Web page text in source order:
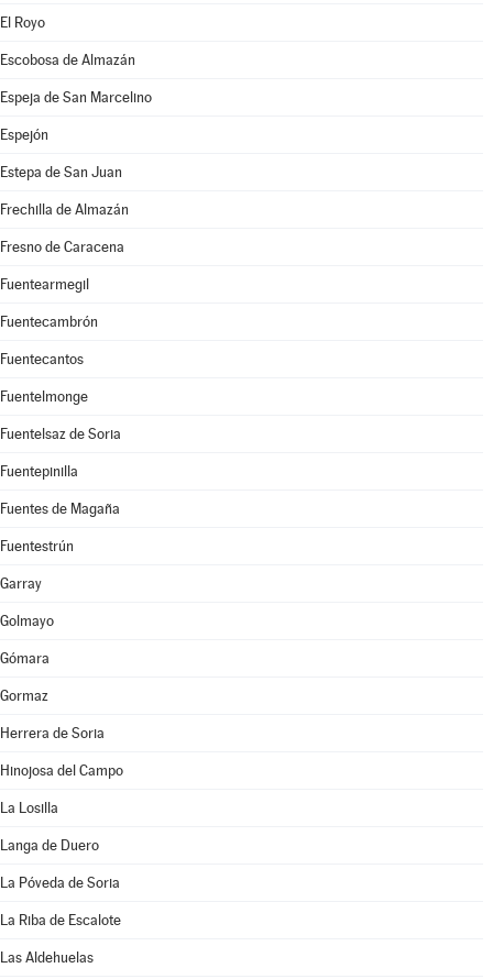
El Royo
Escobosa de Almazán
Espeja de San Marcelino
Espejón
Estepa de San Juan
Frechilla de Almazán
Fresno de Caracena
Fuentearmegil
Fuentecambrón
Fuentecantos
Fuentelmonge
Fuentelsaz de Soria
Fuentepinilla
Fuentes de Magaña
Fuentestrún
Garray
Golmayo
Gómara
Gormaz
Herrera de Soria
Hinojosa del Campo
La Losilla
Langa de Duero
La Póveda de Soria
La Riba de Escalote
Las Aldehuelas